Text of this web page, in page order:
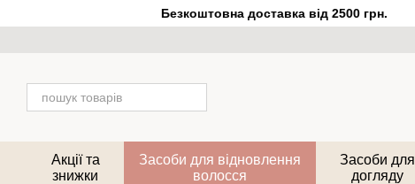
Перейти до основного контентуБезкоштовна доставка від 2500 грн.
Акції та
знижки
Засоби для відновлення
волосся
Засоби для
догляду